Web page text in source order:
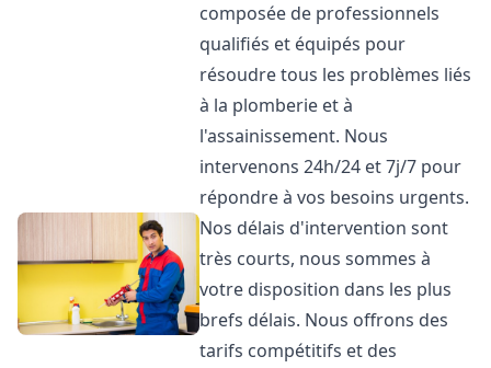
composée de professionnels
qualifiés et équipés pour
résoudre tous les problèmes liés
à la plomberie et à
l'assainissement. Nous
intervenons 24h/24 et 7j/7 pour
répondre à vos besoins urgents.
Nos délais d'intervention sont
très courts, nous sommes à
votre disposition dans les plus
brefs délais. Nous offrons des
tarifs compétitifs et des